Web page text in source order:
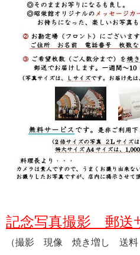
記念写真撮影 郵送
（撮影 現像 焼き増し 送料